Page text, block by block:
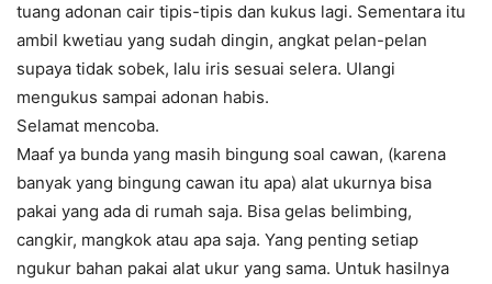
tuang adonan cair tipis-tipis dan kukus lagi. Sementara itu
ambil kwetiau yang sudah dingin, angkat pelan-pelan
supaya tidak sobek, lalu iris sesuai selera. Ulangi
mengukus sampai adonan habis.
Selamat mencoba.
Maaf ya bunda yang masih bingung soal cawan, (karena
banyak yang bingung cawan itu apa) alat ukurnya bisa
pakai yang ada di rumah saja. Bisa gelas belimbing,
cangkir, mangkok atau apa saja. Yang penting setiap
ngukur bahan pakai alat ukur yang sama. Untuk hasilnya